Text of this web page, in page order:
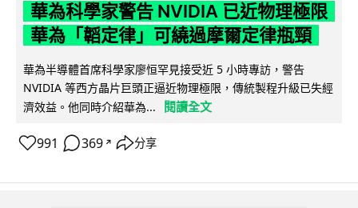
華為科學家警告 NVIDIA 已近物理極限
華為「韜定律」可繞過摩爾定律瓶頸
華為半導體首席科學家廖恒罕見接受近 5 小時專訪，警告
NVIDIA 等西方晶片巨頭正逼近物理極限，傳統製程升級已失經
濟效益。他同時介紹華為...
閱讀全文
991 369 ↗ 分享